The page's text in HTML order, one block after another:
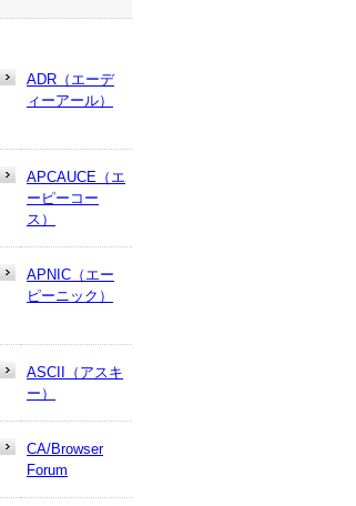
ADR（エーデ
ィーアール）
APCAUCE（エ
ーピーコー
ス）
APNIC（エー
ピーニック）
ASCII（アスキ
ー）
CA/Browser
Forum